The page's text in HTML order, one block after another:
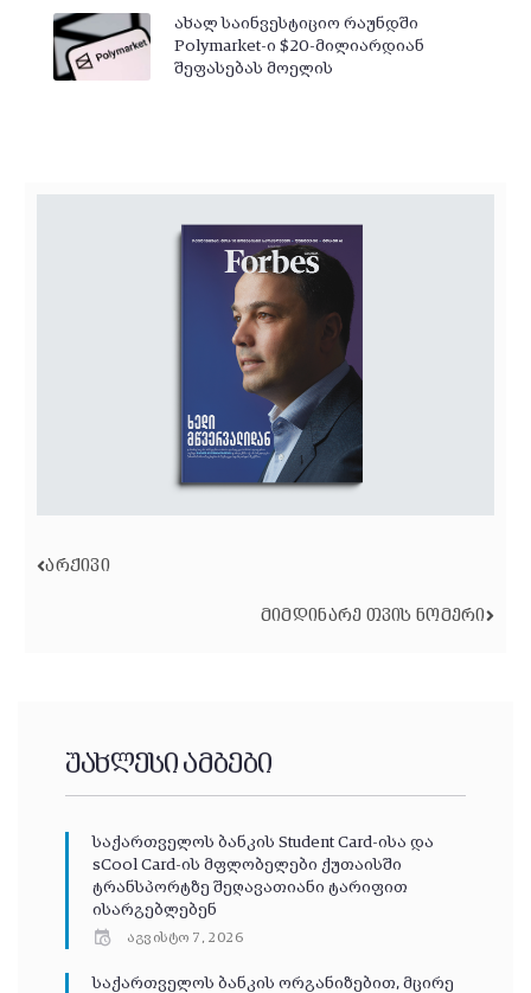
ახალ საინვესტიციო რაუნდში
Polymarket-ი $20-მილიარდიან
შეფასებას მოელის
ᲐᲠᲥᲘᲕᲘ
ᲛᲘᲛᲓᲘᲜᲐᲠᲔ ᲗᲕᲘᲡ ᲜᲝᲛᲔᲠᲘ
უახლესი ამბები
საქართველოს ბანკის Student Card-ისა და
sCool Card-ის მფლობელები ქუთაისში
ტრანსპორტზე შეღავათიანი ტარიფით
ისარგებლებენ
აგვისტო 7, 2026
საქართველოს ბანკის ორგანიზებით, მცირე